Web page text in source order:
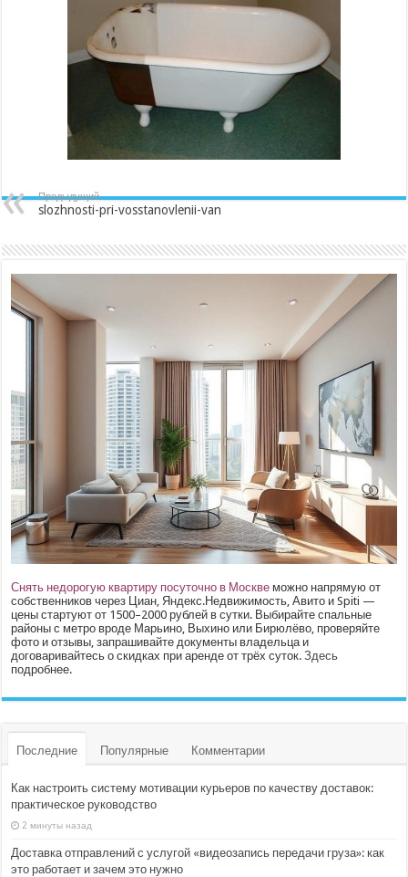
Предыдущий
slozhnosti-pri-vosstanovlenii-van
Снять недорогую квартиру посуточно в Москве можно напрямую от
собственников через Циан, Яндекс.Недвижимость, Авито и Spiti —
цены стартуют от 1500–2000 рублей в сутки. Выбирайте спальные
районы с метро вроде Марьино, Выхино или Бирюлёво, проверяйте
фото и отзывы, запрашивайте документы владельца и
договаривайтесь о скидках при аренде от трёх суток.Здесь
подробнее.
Последние Популярные Комментарии
Как настроить систему мотивации курьеров по качеству доставок:
практическое руководство
2 минуты назад
Доставка отправлений с услугой «видеозапись передачи груза»: как
это работает и зачем это нужно